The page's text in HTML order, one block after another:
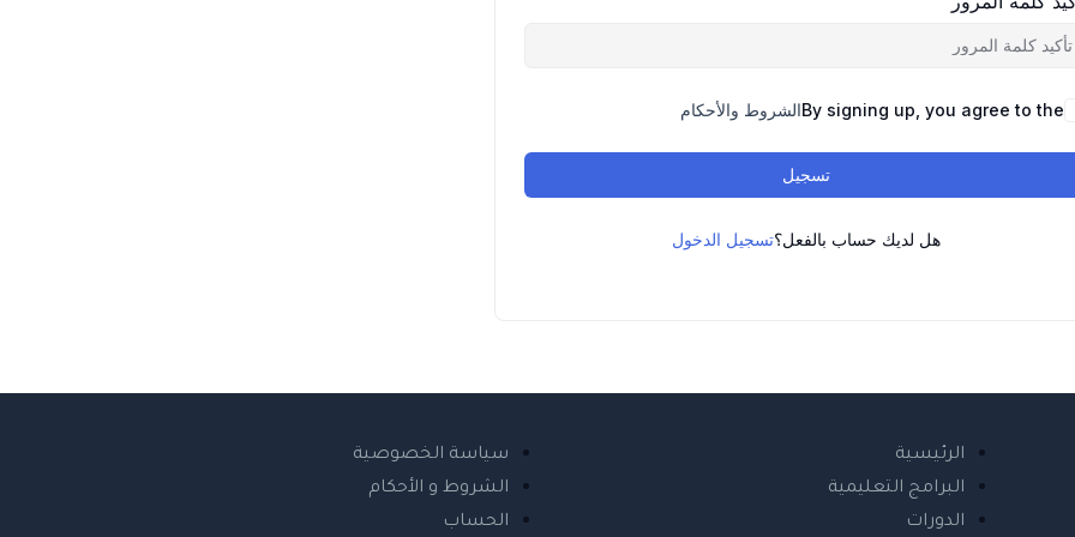
By signing up, you agree to theالشروط والأحكام
تسجيل
هل لديك حساب بالفعل؟تسجيل الدخول
الرئيسية
البرامج التعليمية
الدورات
سياسة الخصوصية
الشروط و الأحكام
الحساب